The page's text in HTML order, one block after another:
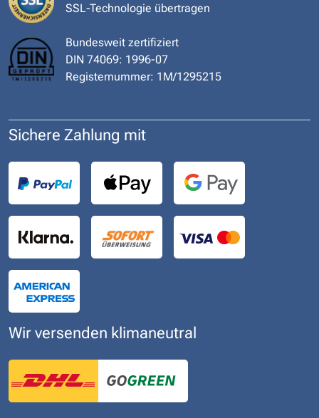
SSL-Technologie übertragen
Bundesweit zertifiziert
DIN 74069: 1996-07
Registernummer: 1M/1295215
Sichere Zahlung mit
Wir versenden klimaneutral